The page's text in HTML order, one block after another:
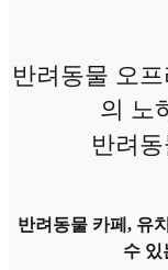
반려동물 오
의 노
반려
반려동물 카페, 유
수 있